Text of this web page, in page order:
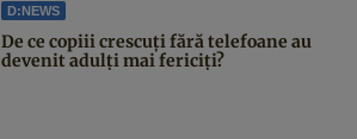
D:NEWS
De ce copiii crescuți fără telefoane au
devenit adulți mai fericiți?